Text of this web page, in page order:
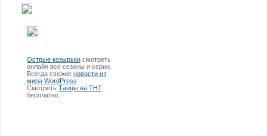
Острые козырьки смотреть
онлайн все сезоны и серии.
Всегда свежие новости из
мира WordPress
Смотреть Танцы на ТНТ
бесплатно